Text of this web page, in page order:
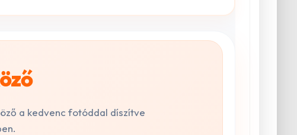
a kedvenc fotóddal díszítve